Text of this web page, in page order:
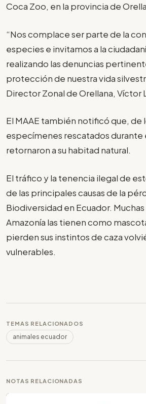
Coca Zoo, en la provincia de
“Nos complace ser parte de la
especies e invitamos a la
realizando las denuncias
protección de nuestra vida
Director Zonal de Orellana, Víctor
El MAAE también notificó que, de
especímenes rescatados durante
retornaron a su habitad natural.
El tráfico y la tenencia ilegal de
de las principales causas de la
Biodiversidad en Ecuador.
Amazonía las tienen como
pierden sus instintos de caza
vulnerables.
TEMAS RELACIONADOS
animales ecuador
NOTAS RELACIONADAS